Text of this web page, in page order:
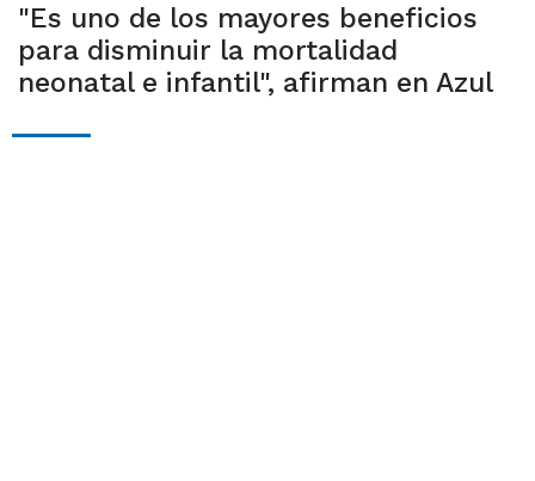
"Es uno de los mayores beneficios
para disminuir la mortalidad
neonatal e infantil", afirman en Azul